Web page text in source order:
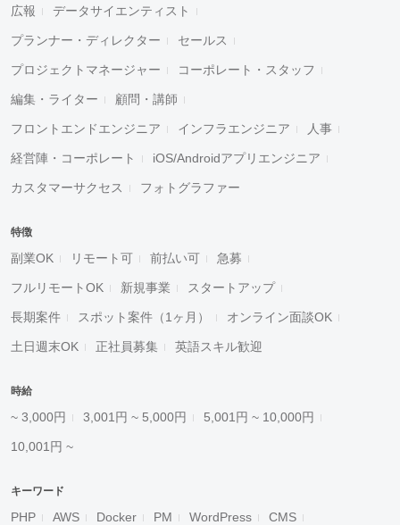
広報 データサイエンティスト
プランナー・ディレクター セールス
プロジェクトマネージャー コーポレート・スタッフ
編集・ライター 顧問・講師
フロントエンドエンジニア インフラエンジニア 人事
経営陣・コーポレート iOS/Androidアプリエンジニア
カスタマーサクセス フォトグラファー
特徴
副業OK リモート可 前払い可 急募
フルリモートOK 新規事業 スタートアップ
長期案件 スポット案件（1ヶ月） オンライン面談OK
土日週末OK 正社員募集 英語スキル歓迎
時給
~ 3,000円 3,001円 ~ 5,000円 5,001円 ~ 10,000円
10,001円 ~
キーワード
PHP AWS Docker PM WordPress CMS